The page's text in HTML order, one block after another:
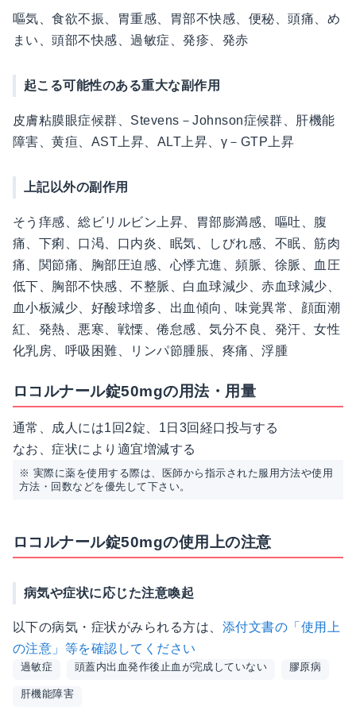
嘔気、食欲不振、胃重感、胃部不快感、便秘、頭痛、め
まい、頭部不快感、過敏症、発疹、発赤
起こる可能性のある重大な副作用
皮膚粘膜眼症候群、Stevens－Johnson症候群、肝機能
障害、黄疸、AST上昇、ALT上昇、γ－GTP上昇
上記以外の副作用
そう痒感、総ビリルビン上昇、胃部膨満感、嘔吐、腹
痛、下痢、口渇、口内炎、眠気、しびれ感、不眠、筋肉
痛、関節痛、胸部圧迫感、心悸亢進、頻脈、徐脈、血圧
低下、胸部不快感、不整脈、白血球減少、赤血球減少、
血小板減少、好酸球増多、出血傾向、味覚異常、顔面潮
紅、発熱、悪寒、戦慄、倦怠感、気分不良、発汗、女性
化乳房、呼吸困難、リンパ節腫脹、疼痛、浮腫
ロコルナール錠50mgの用法・用量
通常、成人には1回2錠、1日3回経口投与する
なお、症状により適宜増減する
※ 実際に薬を使用する際は、医師から指示された服用方法や使用
方法・回数などを優先して下さい。
ロコルナール錠50mgの使用上の注意
病気や症状に応じた注意喚起
以下の病気・症状がみられる方は、 添付文書の「使用上
の注意」等を確認してください
過敏症 頭蓋内出血発作後止血が完成していない 膠原病
肝機能障害